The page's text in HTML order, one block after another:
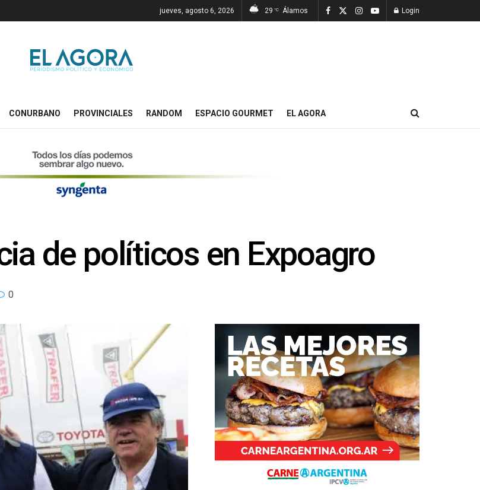
jueves, agosto 6, 2026 29 °C Álamos Login
CONURBANO PROVINCIALES RANDOM ESPACIO GOURMET EL AGORA
de políticos en Expoagro
0